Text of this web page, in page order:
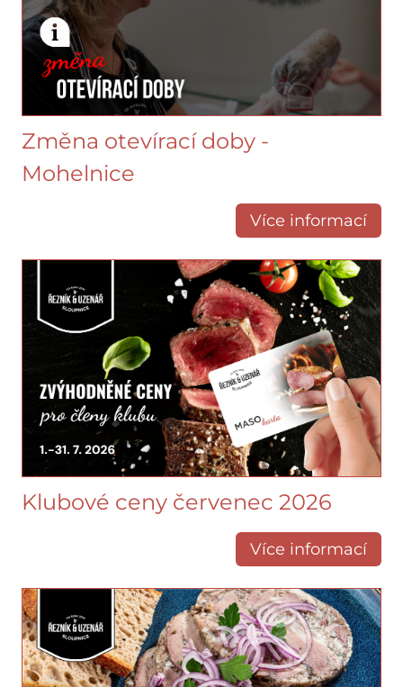
Změna otevírací doby -
Mohelnice
Více informací
Klubové ceny červenec 2026
Více informací